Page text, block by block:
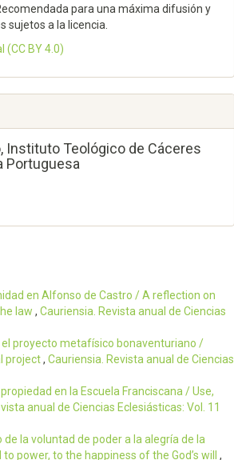
para una máxima difusión y
sujetos a la licencia.
(CC BY 4.0)
Instituto Teológico de Cáceres
Portuguesa
en Alfonso de Castro / A reflection on
law , Cauriensia. Revista anual de Ciencias
proyecto metafísico bonaventuriano /
project, Cauriensia. Revista anual de Ciencias
en la Escuela Franciscana / Use,
anual de Ciencias Eclesiásticas: Vol. 11
la voluntad de poder a la alegría de la
power, to the happiness of the God’s will ,